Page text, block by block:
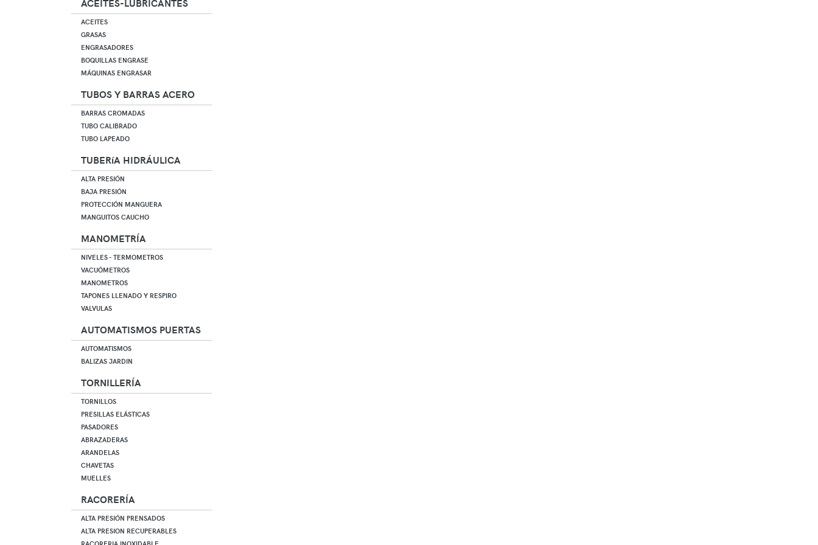
ACEITES-LUBRICANTES
ACEITES
GRASAS
ENGRASADORES
BOQUILLAS ENGRASE
MÁQUINAS ENGRASAR
TUBOS Y BARRAS ACERO
BARRAS CROMADAS
TUBO CALIBRADO
TUBO LAPEADO
TUBERíA HIDRÁULICA
ALTA PRESIÓN
BAJA PRESIÓN
PROTECCIÓN MANGUERA
MANGUITOS CAUCHO
MANOMETRÍA
NIVELES - TERMOMETROS
VACUÓMETROS
MANOMETROS
TAPONES LLENADO Y RESPIRO
VALVULAS
AUTOMATISMOS PUERTAS
AUTOMATISMOS
BALIZAS JARDIN
TORNILLERÍA
TORNILLOS
PRESILLAS ELÁSTICAS
PASADORES
ABRAZADERAS
ARANDELAS
CHAVETAS
MUELLES
RACORERÍA
ALTA PRESIÓN PRENSADOS
ALTA PRESION RECUPERABLES